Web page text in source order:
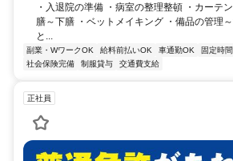
・入退院の準備 ・病室の整理整頓 ・カーテ
膳～下膳 ・ベットメイキング ・備品の管理
と...
副業・WワークOK 給料前払いOK 車通勤OK 固定時
社会保険完備
制服貸与 交通費支給
正社員